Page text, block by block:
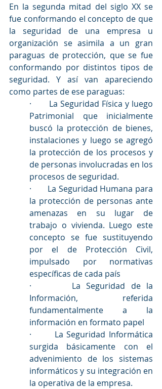
En la segunda mitad del siglo XX se
fue conformando el concepto de que
la seguridad de una empresa u
organización se asimila a un gran
paraguas de protección, que se fue
conformando por distintos tipos de
seguridad. Y así van apareciendo
como partes de ese paraguas:
·       La Seguridad Física y luego
Patrimonial que inicialmente
buscó la protección de bienes,
instalaciones y luego se agregó
la protección de los procesos y
de personas involucradas en los
procesos de seguridad.
·       La Seguridad Humana para
la protección de personas ante
amenazas en su lugar de
trabajo o vivienda. Luego este
concepto se fue sustituyendo
por el de Protección Civil,
impulsado por normativas
específicas de cada país
·       La Seguridad de la
Información, referida
fundamentalmente a la
información en formato papel
·       La Seguridad Informática
surgida básicamente con el
advenimiento de los sistemas
informáticos y su integración en
la operativa de la empresa.